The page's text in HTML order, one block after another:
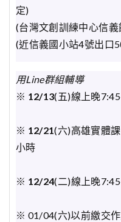
定)
(台灣文創訓練中心信義
(近信義國小站4號出口
用Line群組輔導
※ 12/13(五)線上晚
※ 12/21(六)高雄實體
小時
※ 12/24(二)線上晚
※ 01/04(六)以前繳交